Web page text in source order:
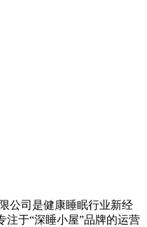
公司是健康睡眠行业新经
注于“深睡小屋”品牌的运营